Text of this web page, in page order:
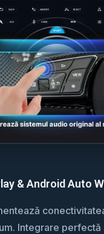
& Android Auto
Integrare perfectă